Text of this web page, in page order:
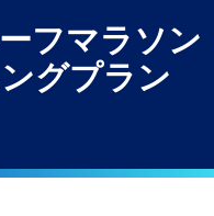
フマラソン
グプラン